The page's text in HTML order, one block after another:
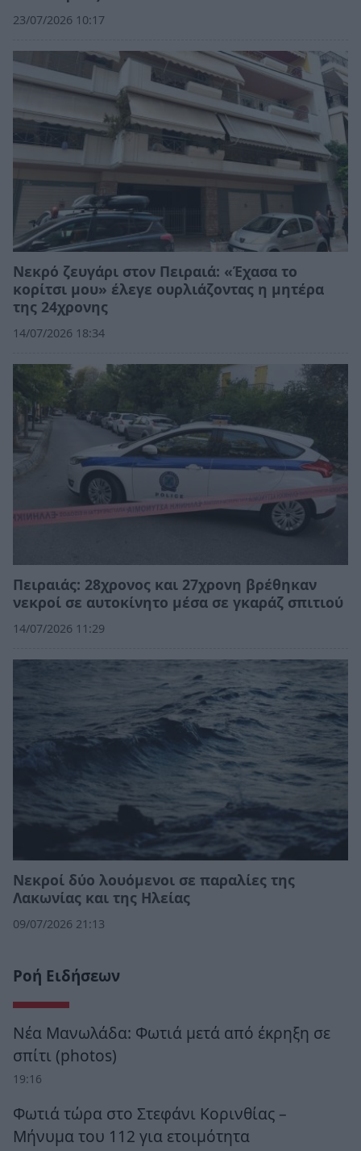
23/07/2026 10:17
Νεκρό ζευγάρι στον Πειραιά: «Έχασα το
κορίτσι μου» έλεγε ουρλιάζοντας η μητέρα
της 24χρονης
14/07/2026 18:34
Πειραιάς: 28χρονος και 27χρονη βρέθηκαν
νεκροί σε αυτοκίνητο μέσα σε γκαράζ σπιτιού
14/07/2026 11:29
Νεκροί δύο λουόμενοι σε παραλίες της
Λακωνίας και της Ηλείας
09/07/2026 21:13
Ροή Ειδήσεων
Νέα Μανωλάδα: Φωτιά μετά από έκρηξη σε
σπίτι (photos)
19:16
Φωτιά τώρα στο Στεφάνι Κορινθίας –
Μήνυμα του 112 για ετοιμότητα